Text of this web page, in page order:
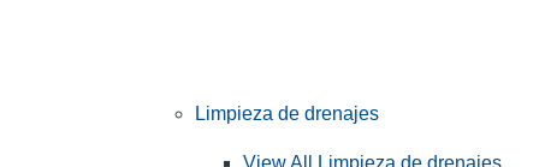
Limpieza de drenajes
View All Limpieza de drenajes